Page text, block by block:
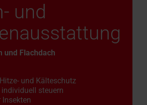
und
und Flachdach
und Kälteschutz
steuern
Insekten